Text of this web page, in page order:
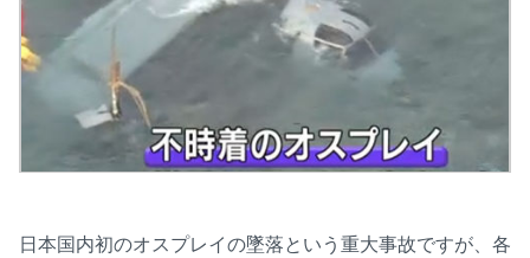
日本国内初のオスプレイの墜落という重大事故ですが、各